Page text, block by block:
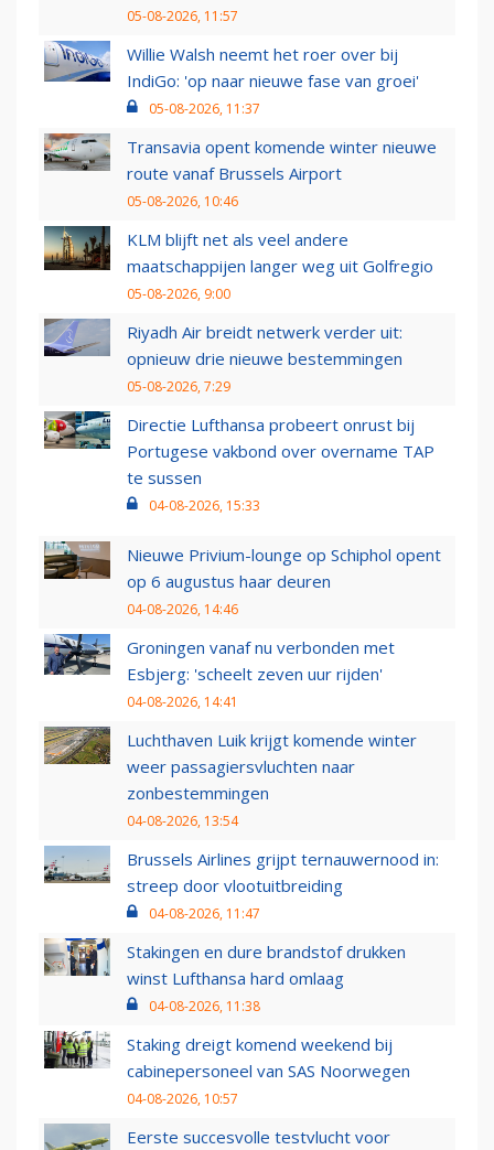
05-08-2026, 11:57
Willie Walsh neemt het roer over bij
IndiGo: 'op naar nieuwe fase van groei'
05-08-2026, 11:37
Transavia opent komende winter nieuwe
route vanaf Brussels Airport
05-08-2026, 10:46
KLM blijft net als veel andere
maatschappijen langer weg uit Golfregio
05-08-2026, 9:00
Riyadh Air breidt netwerk verder uit:
opnieuw drie nieuwe bestemmingen
05-08-2026, 7:29
Directie Lufthansa probeert onrust bij
Portugese vakbond over overname TAP
te sussen
04-08-2026, 15:33
Nieuwe Privium-lounge op Schiphol opent
op 6 augustus haar deuren
04-08-2026, 14:46
Groningen vanaf nu verbonden met
Esbjerg: 'scheelt zeven uur rijden'
04-08-2026, 14:41
Luchthaven Luik krijgt komende winter
weer passagiersvluchten naar
zonbestemmingen
04-08-2026, 13:54
Brussels Airlines grijpt ternauwernood in:
streep door vlootuitbreiding
04-08-2026, 11:47
Stakingen en dure brandstof drukken
winst Lufthansa hard omlaag
04-08-2026, 11:38
Staking dreigt komend weekend bij
cabinepersoneel van SAS Noorwegen
04-08-2026, 10:57
Eerste succesvolle testvlucht voor